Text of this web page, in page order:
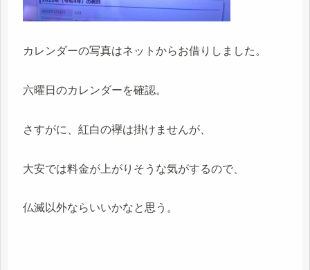
カレンダーの写真はネットからお借りしました。
六曜日のカレンダーを確認。
さすがに、紅白の襷は掛けませんが、
大安では料金が上がりそうな気がするので、
仏滅以外ならいいかなと思う。